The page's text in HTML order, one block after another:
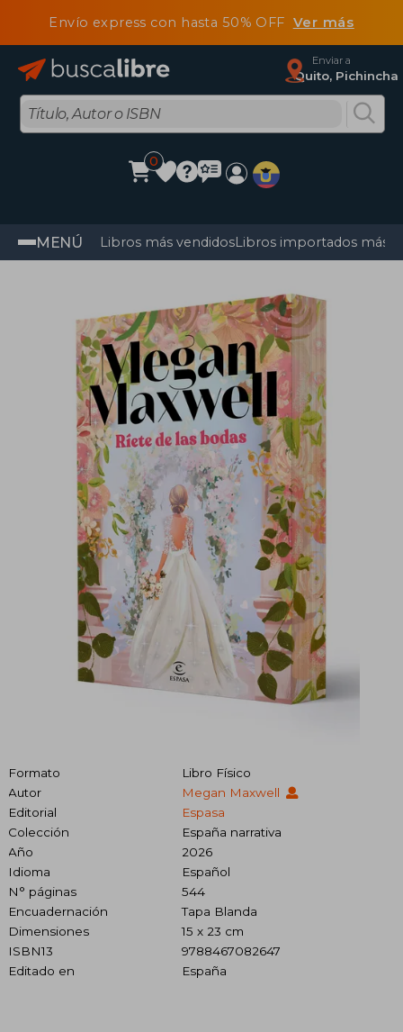
Envío express con hasta 50% OFF Ver más
Enviar a
Quito, Pichincha
0
MENÚ Libros más vendidosLibros importados más
Formato
Libro Físico
Autor
Megan Maxwell
Editorial
Espasa
Colección
España narrativa
Año
2026
Idioma
Español
N° páginas
544
Encuadernación
Tapa Blanda
Dimensiones
15 x 23 cm
ISBN13
9788467082647
Editado en
España